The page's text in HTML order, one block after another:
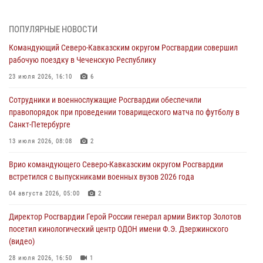
Представители ФСБ России по Уральскому округу Росгвардии и
Кузнецова
07 августа 2026, 12:00
Смольного собора в Санкт-Петербурге (видео)
07 августа 2026, 11:34 3
В Курске росгвардейцы провели занятие по основам
07 августа 2026, 11:33
Рэпер ST посетил раненых росгвардейцев в Главном военном
07 августа 2026, 11:18
ПОПУЛЯРНЫЕ НОВОСТИ
Командующий Северо-Кавказским округом Росгвардии совершил
рабочую поездку в Чеченскую Республику
23 июля 2026, 16:10 6
Сотрудники и военнослужащие Росгвардии обеспечили
правопорядок при проведении товарищеского матча по футболу в
Санкт-Петербурге
13 июля 2026, 08:08 2
Врио командующего Северо-Кавказским округом Росгвардии
встретился с выпускниками военных вузов 2026 года
04 августа 2026, 05:00 2
Директор Росгвардии Герой России генерал армии Виктор Золотов
посетил кинологический центр ОДОН имени Ф.Э. Дзержинского
(видео)
28 июля 2026, 16:50 1